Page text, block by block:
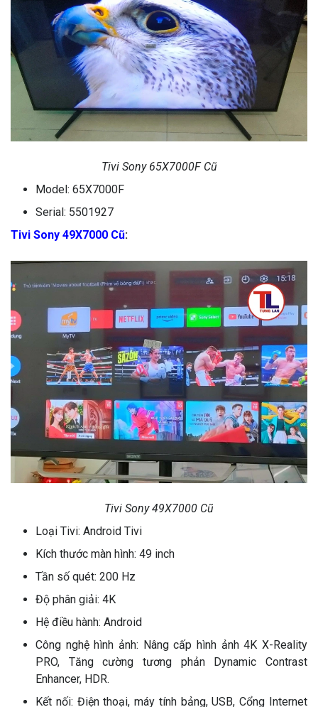
Tivi Sony 65X7000F Cũ
Model: 65X7000F
Serial: 5501927
Tivi Sony 49X7000 Cũ:
Tivi Sony 49X7000 Cũ
Loại Tivi: Android Tivi
Kích thước màn hình: 49 inch
Tần số quét: 200 Hz
Độ phân giải: 4K
Hệ điều hành: Android
Công nghệ hình ảnh: Nâng cấp hình ảnh 4K X-Reality
PRO, Tăng cường tương phản Dynamic Contrast
Enhancer, HDR.
Kết nối: Điện thoại, máy tính bảng, USB, Cổng Internet